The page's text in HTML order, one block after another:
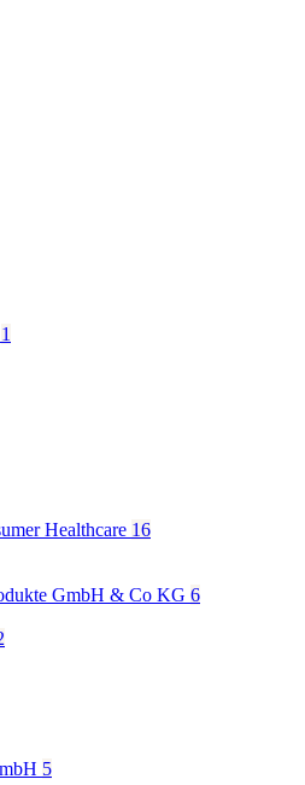
1
Healthcare 16
GmbH & Co KG 6
5